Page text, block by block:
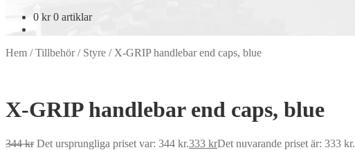
0 kr 0 artiklar
Hem /Tillbehör/ Styre / X-GRIP handlebar end caps, blue
X-GRIP handlebar end caps, blue
344kr Det ursprungliga priset var: 344 kr.333 krDet nuvarande priset är: 333 kr.